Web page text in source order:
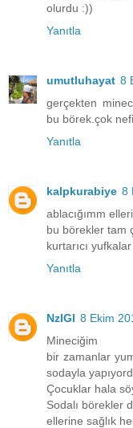
olurdu :))
Yanıtla
umutluhayat 8
gerçekten
bu börek.çok
Yanıtla
kalpkurabiye 8
ablacığımm
bu börekler tam
kurtarıcı
Yanıtla
NzlGl 8 Ekim
Mineciğim
bir zamanlar
sodayla
Çocuklar hala
Sodalı börekler
ellerine sağlık